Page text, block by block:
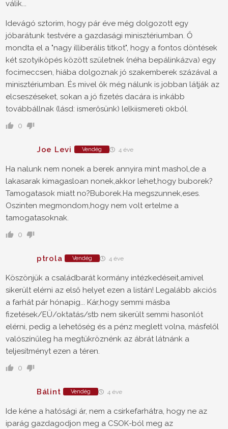
válik...
Idevágó sztorim, hogy pár éve még dolgozott egy
jóbarátunk testvére a gazdasági minisztériumban. Ő
mondta el a "nagy illiberális titkot", hogy a fontos döntések
két szotyiköpés között születnek (néha bepálinkázva) egy
focimeccsen, hiába dolgoznak jó szakemberek százával a
minisztériumban. És mivel ők még nálunk is jobban látják az
elcseszéseket, sokan a jó fizetés dacára is inkább
továbbállnak (lásd: ismerősünk) lelkiismereti okból.
0
Joe Levi Vendég 4 éve
Ha nalunk nem nonek a berek annyira mint mashol,de a
lakasarak kimagasloan nonek,akkor lehet,hogy buborek?
Tamogatasok miatt no?Buborek.Ha megszunnek,eses.
Oszinten megmondom,hogy nem volt ertelme a
tamogatasoknak.
0
ptrola Vendég 4 éve
Köszönjük a családbarát kormány intézkedéseit,amivel
sikerült elérni az első helyet ezen a listán! Legalább akciós
a farhát pár hónapig... Kár,hogy semmi másba
fizetések/EÜ/oktatás/stb nem sikerült semmi hasonlót
elérni, pedig a lehetőség és a pénz meglett volna, másfelől
valószínűleg ha megtükröznénk az ábrát látnánk a
teljesítményt ezen a téren.
0
Bálint Vendég 4 éve
Ide kéne a hatósági ár, nem a csirkefarhátra, hogy ne az
iparág gazdagodjon meg a CSOK-ból meg az